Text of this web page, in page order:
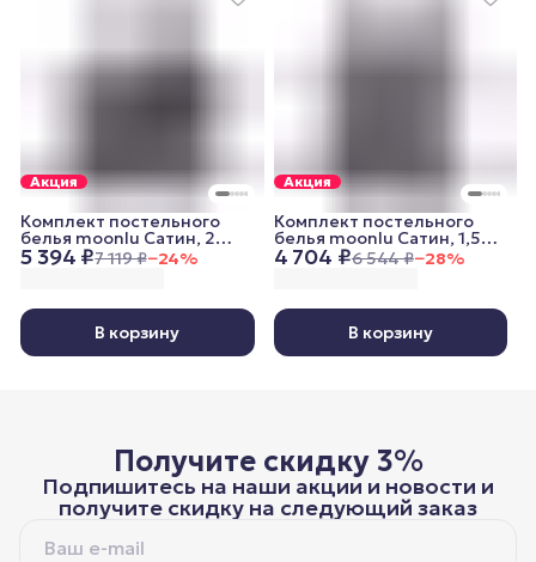
Акция
5 394 ₽7 119 ₽−24%
Комплект постельного
белья moonlu Сатин, 2
спальный, наволочки
50x70 см, графитовый
В корзину
Акция
4 704 ₽6 544 ₽−28%
Комплект постельного
белья moonlu Сатин, 1,5
спальный, наволочки
70x70 см, графитовый
В корзину
Получите скидку 3%
Подпишитесь на наши акции и новости и
получите скидку на следующий заказ